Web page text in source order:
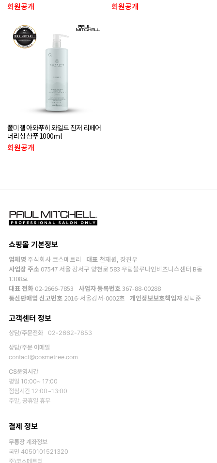
회원공개 회원공개
폴미첼 아와푸히 와일드 진저 리페어
너리싱 샴푸 1000ml
회원공개
쇼핑몰 기본정보
업체명 주식회사 코스메트리 대표 천재원, 장진우
사업장 주소 07547 서울 강서구 양천로 583 우림블루나인비즈니스센터 B동
1308호
대표 전화 02-2666-7853 사업자 등록번호367-88-00288
통신판매업 신고번호 2016-서울강서-0002호 개인정보보호책임자 장덕준
고객센터 정보
상담/주문전화
02-2662-7853
상담/주문 이메일
contact@cosmetree.com
CS운영시간
평일 10:00~ 17:00
점심시간 12:00~13:00
주말, 공휴일 휴무
결제 정보
무통장 계좌정보
국민 4050101521320
주)코스메트리